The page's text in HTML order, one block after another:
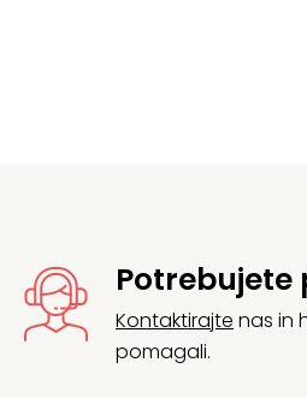
Potrebujete
Kontaktirajte nas in
pomagali.